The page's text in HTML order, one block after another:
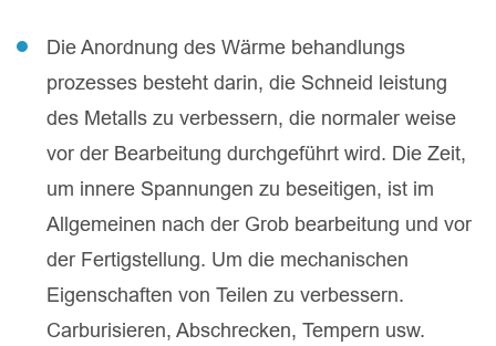
Die Anordnung des Wärme behandlungs
prozesses besteht darin, die Schneid leistung
des Metalls zu verbessern, die normaler weise
vor der Bearbeitung durchgeführt wird. Die Zeit,
um innere Spannungen zu beseitigen, ist im
Allgemeinen nach der Grob bearbeitung und vor
der Fertigstellung. Um die mechanischen
Eigenschaften von Teilen zu verbessern.
Carburisieren, Abschrecken, Tempern usw.